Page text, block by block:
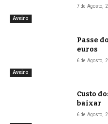
Aveiro
7 de Agosto,
Aveiro
Passe
euros
6 de Agosto,
Custo
baixar
6 de Agosto,